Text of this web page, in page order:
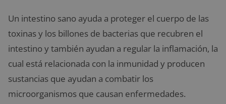
Un intestino sano ayuda a proteger el cuerpo de las
toxinas y los billones de bacterias que recubren el
intestino y también ayudan a regular la inflamación, la
cual está relacionada con la inmunidad y producen
sustancias que ayudan a combatir los
microorganismos que causan enfermedades.